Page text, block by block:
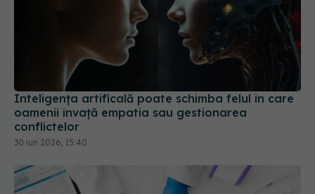
Inteligența artificală poate schimba felul în care
oamenii învață empatia sau gestionarea
conflictelor
30 iun 2026, 15:40